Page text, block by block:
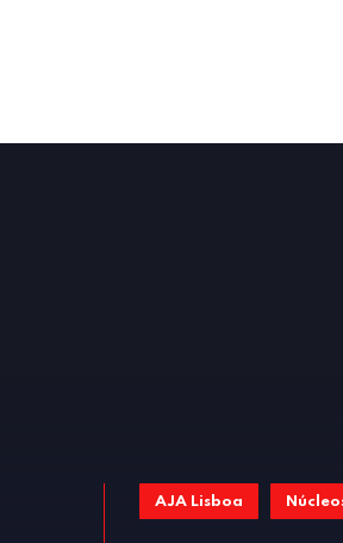
AJA Lisboa